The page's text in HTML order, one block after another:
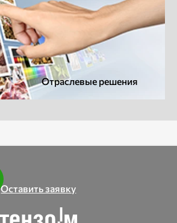
Отраслевые решения
Оставить заявку